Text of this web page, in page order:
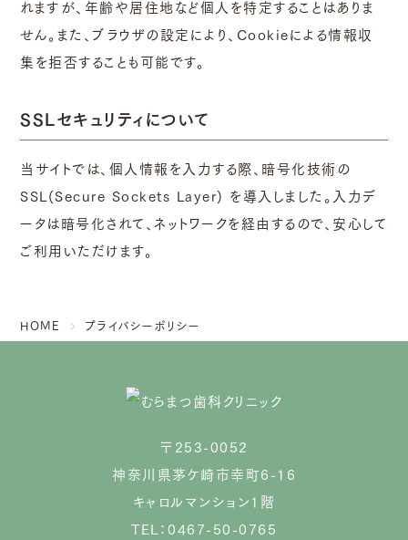
れますが、年齢や居住地など個人を特定することはありま
せん。また、ブラウザの設定により、Cookieによる情報収
集を拒否することも可能です。
SSLセキュリティについて
当サイトでは、個人情報を入力する際、暗号化技術の
SSL(Secure Sockets Layer) を導入しました。入力デ
ータは暗号化されて、ネットワークを経由するので、安心して
ご利用いただけます。
HOME プライバシーポリシー
〒253-0052
神奈川県茅ケ崎市幸町6-16
キャロルマンション1階
TEL：0467-50-0765